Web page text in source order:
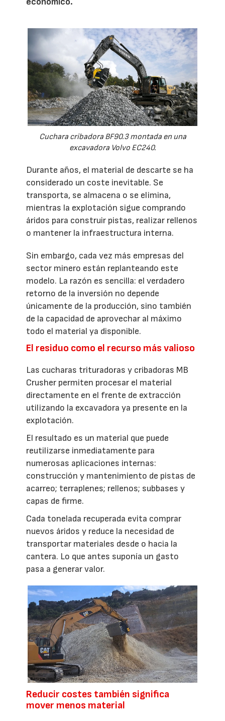
Cuchara cribadora BF90.3 montada en una
excavadora Volvo EC240.
Durante años, el material de descarte se ha
considerado un coste inevitable. Se
transporta, se almacena o se elimina,
mientras la explotación sigue comprando
áridos para construir pistas, realizar rellenos
o mantener la infraestructura interna.
Sin embargo, cada vez más empresas del
sector minero están replanteando este
modelo. La razón es sencilla: el verdadero
retorno de la inversión no depende
únicamente de la producción, sino también
de la capacidad de aprovechar al máximo
todo el material ya disponible.
El residuo como el recurso más valioso
Las cucharas trituradoras y cribadoras MB
Crusher permiten procesar el material
directamente en el frente de extracción
utilizando la excavadora ya presente en la
explotación.
El resultado es un material que puede
reutilizarse inmediatamente para
numerosas aplicaciones internas:
construcción y mantenimiento de pistas de
acarreo; terraplenes; rellenos; subbases y
capas de firme.
Cada tonelada recuperada evita comprar
nuevos áridos y reduce la necesidad de
transportar materiales desde o hacia la
cantera. Lo que antes suponía un gasto
pasa a generar valor.
Reducir costes también significa
mover menos material